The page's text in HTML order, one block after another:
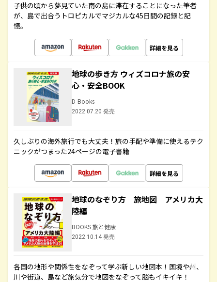
子供の頃から夢見ていた南の島に滞在することになった筆者
が、島で出合うトロピカルでマジカルな45日間の記録と記
憶。
詳細を見る
地球の歩き方 ウィズコロナ旅の安
心・安全BOOK
D-Books
2022.07.20 発売
久しぶりの海外旅行でも大丈夫！旅の手配や準備に使えるテク
ニックがつまった24ページの電子書籍
詳細を見る
地球のなぞり方 旅地図 アメリカ大
陸編
BOOKS 旅と健康
2022.10.14 発売
各国の地形や関係性をなぞって学ぶ新しい地図本！国境や州、
川や街道、島など旅気分で地図をなぞって脳もイキイキ！